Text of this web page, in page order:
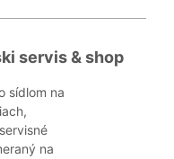
servis & shop
sídlom na
na